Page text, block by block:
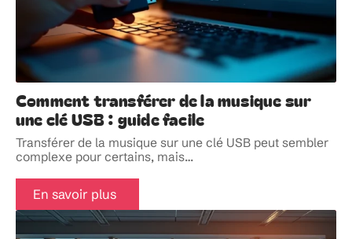
Comment transférer de la musique sur
une clé USB : guide facile
Transférer de la musique sur une clé USB peut sembler
complexe pour certains, mais…
En savoir plus